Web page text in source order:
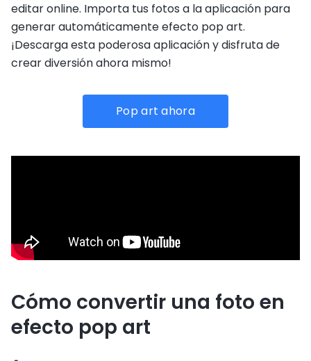
editar online. Importa tus fotos a la aplicación para
generar automáticamente efecto pop art.
¡Descarga esta poderosa aplicación y disfruta de
crear diversión ahora mismo!
Pop art ahora
Cómo convertir una foto en
efecto pop art